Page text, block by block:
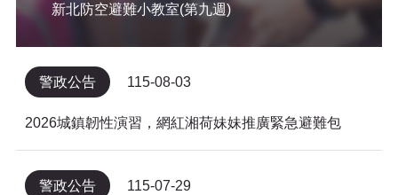
新北防空避難小教室(第九週)
警政公告 115-08-03
2026城鎮韌性演習，網紅湘荷妹妹推廣緊急避難包
警政公告 115-07-29